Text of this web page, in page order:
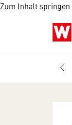
Zum Inhalt springen